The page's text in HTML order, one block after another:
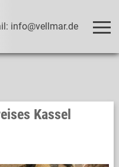
info@vellmar.de
Kassel